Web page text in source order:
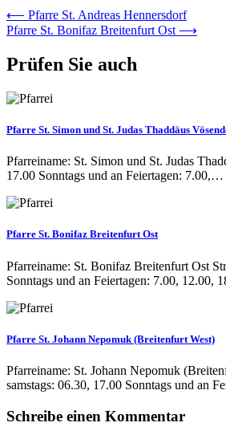
⟵ Pfarre St. Andreas Hennersdorf
Pfarre St. Bonifaz Breitenfurt Ost ⟶
Prüfen Sie auch
Pfarre St. Simon und St. Judas Thaddäus
Pfarreiname: St. Simon und St. Judas
17.00 Sonntags und an Feiertagen: 7.00,…
Pfarre St. Bonifaz Breitenfurt Ost
Pfarreiname: St. Bonifaz Breitenfurt Ost
Sonntags und an Feiertagen: 7.00, 12.00,
Pfarre St. Johann Nepomuk (Breitenfurt West)
Pfarreiname: St. Johann Nepomuk
samstags: 06.30, 17.00 Sonntags und an
Schreibe einen Kommentar